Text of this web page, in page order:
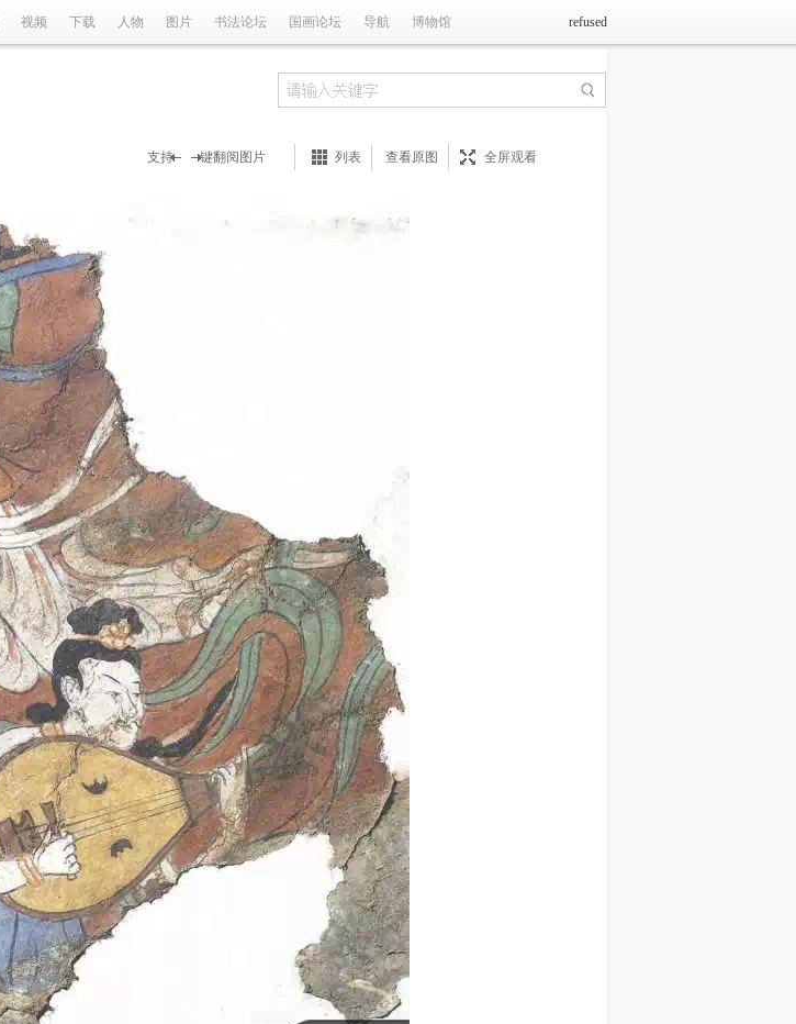
视频 下载 人物 图片 书法论坛 国画论坛 导航 博物馆 refused
支持 键翻阅图片 列表 查看原图 全屏观看